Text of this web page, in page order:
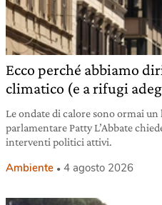
Ecco perché abbiamo
climatico (e a rifugi
Le ondate di calore sono ormai
parlamentare Patty L’Abbate
interventi politici attivi.
Ambiente 4 agosto 2026